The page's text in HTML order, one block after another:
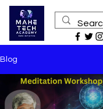
Blog